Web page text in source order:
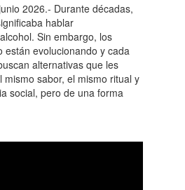
2026.- Durante décadas,
hablar
Sin embargo, los
están evolucionando y cada
alternativas que les
sabor, el mismo ritual y
social, pero de una forma